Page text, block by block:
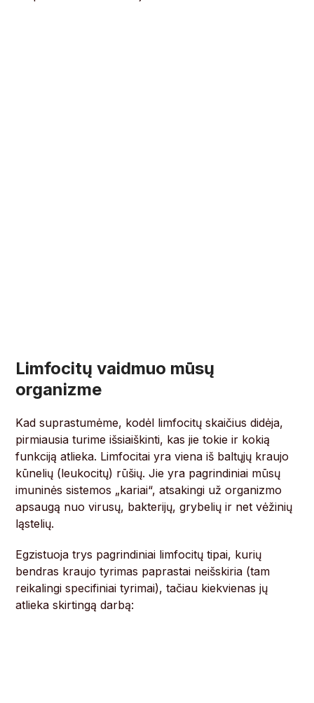
Limfocitų vaidmuo mūsų
organizme
Kad suprastumėme, kodėl limfocitų skaičius didėja,
pirmiausia turime išsiaiškinti, kas jie tokie ir kokią
funkciją atlieka. Limfocitai yra viena iš baltųjų kraujo
kūnelių (leukocitų) rūšių. Jie yra pagrindiniai mūsų
imuninės sistemos „kariai“, atsakingi už organizmo
apsaugą nuo virusų, bakterijų, grybelių ir net vėžinių
ląstelių.
Egzistuoja trys pagrindiniai limfocitų tipai, kurių
bendras kraujo tyrimas paprastai neišskiria (tam
reikalingi specifiniai tyrimai), tačiau kiekvienas jų
atlieka skirtingą darbą: